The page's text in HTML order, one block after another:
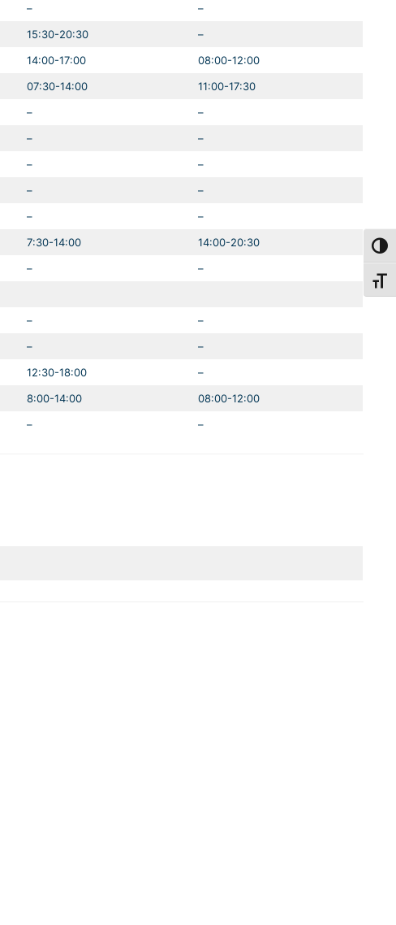
–
–
15:30-20:30
–
14:00-17:00
08:00-12:00
07:30-14:00
11:00-17:30
–
–
–
–
–
–
–
–
–
–
7:30-14:00
14:00-20:30
–
–
–
–
–
–
12:30-18:00
–
8:00-14:00
08:00-12:00
– –